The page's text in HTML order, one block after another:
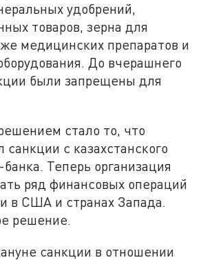
удобрений,
товаров, зерна для
медицинских препаратов и
До вчерашнего
были запрещены для
стало то, что
с казахстанского
Теперь организация
ряд финансовых операций
в США и странах Запада.
решение.
санкции в отношении